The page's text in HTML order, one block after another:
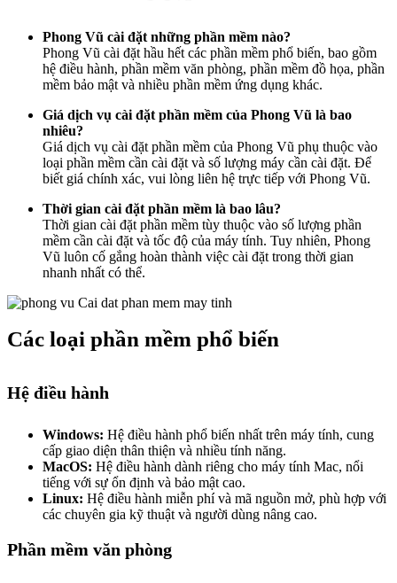
Phong Vũ cài đặt những phần mềm nào?
Phong Vũ cài đặt hầu hết các phần mềm phổ biến, bao gồm
hệ điều hành, phần mềm văn phòng, phần mềm đồ họa, phần
mềm bảo mật và nhiều phần mềm ứng dụng khác.
Giá dịch vụ cài đặt phần mềm của Phong Vũ là bao
nhiêu?
Giá dịch vụ cài đặt phần mềm của Phong Vũ phụ thuộc vào
loại phần mềm cần cài đặt và số lượng máy cần cài đặt. Để
biết giá chính xác, vui lòng liên hệ trực tiếp với Phong Vũ.
Thời gian cài đặt phần mềm là bao lâu?
Thời gian cài đặt phần mềm tùy thuộc vào số lượng phần
mềm cần cài đặt và tốc độ của máy tính. Tuy nhiên, Phong
Vũ luôn cố gắng hoàn thành việc cài đặt trong thời gian
nhanh nhất có thể.
Các loại phần mềm phổ biến
Hệ điều hành
Windows: Hệ điều hành phổ biến nhất trên máy tính, cung
cấp giao diện thân thiện và nhiều tính năng.
MacOS: Hệ điều hành dành riêng cho máy tính Mac, nổi
tiếng với sự ổn định và bảo mật cao.
Linux: Hệ điều hành miễn phí và mã nguồn mở, phù hợp với
các chuyên gia kỹ thuật và người dùng nâng cao.
Phần mềm văn phòng